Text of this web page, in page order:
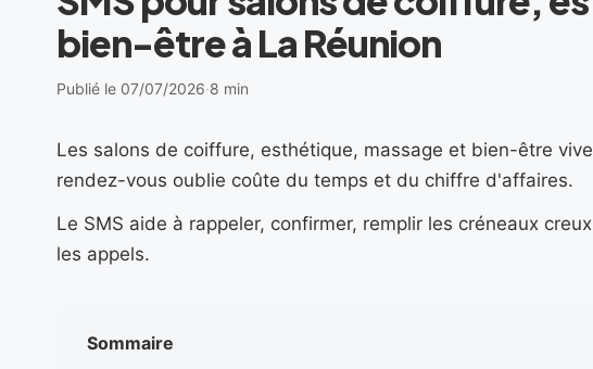
bien-être à La Réunion
Publié le 07/07/2026·8 min
Les salons de coiffure, esthétique, massage et bien-être
rendez-vous oublie coûte du temps et du chiffre d'affaires.
Le SMS aide à rappeler, confirmer, remplir les créneaux
les appels.
Sommaire